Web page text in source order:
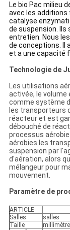
Le bio Pac milieu
avec les additions
catalyse
de suspension.
entretien. Nous
de conceptions. Il
et a une capacité
Technologie de
Les utilisations
activée, le volume
comme système
les transporteurs
réacteur et est
débouché de
processus
aérobies les
suspension par
d'aération, alors
mélangeur pour
mouvement.
Paramètre de
ARTICLE
Salles
salles
Taille
millimètre